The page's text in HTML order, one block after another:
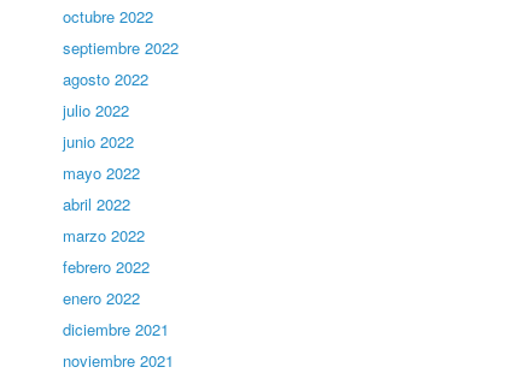
octubre 2022
septiembre 2022
agosto 2022
julio 2022
junio 2022
mayo 2022
abril 2022
marzo 2022
febrero 2022
enero 2022
diciembre 2021
noviembre 2021